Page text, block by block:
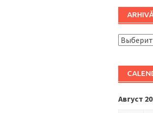
ARHIVĂ
Август